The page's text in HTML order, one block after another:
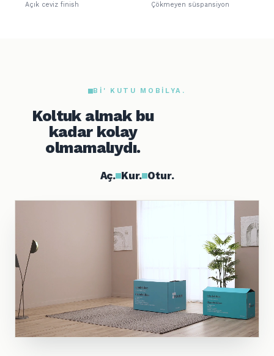
Açık ceviz finish Çökmeyen süspansiyon
BI' KUTU MOBILYA.
Koltuk almak bu
kadar kolay
olmamalıydı.
Aç. Kur. Otur.